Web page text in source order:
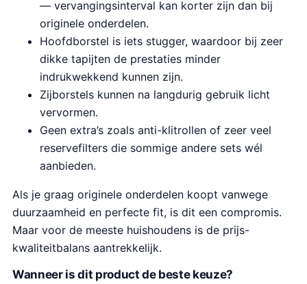
— vervangingsinterval kan korter zijn dan bij
originele onderdelen.
Hoofdborstel is iets stugger, waardoor bij zeer
dikke tapijten de prestaties minder
indrukwekkend kunnen zijn.
Zijborstels kunnen na langdurig gebruik licht
vervormen.
Geen extra’s zoals anti-klitrollen of zeer veel
reservefilters die sommige andere sets wél
aanbieden.
Als je graag originele onderdelen koopt vanwege
duurzaamheid en perfecte fit, is dit een compromis.
Maar voor de meeste huishoudens is de prijs-
kwaliteitbalans aantrekkelijk.
Wanneer is dit product de beste keuze?